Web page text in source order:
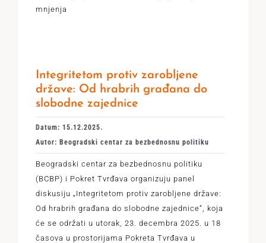
mnjenja
Integritetom protiv zarobljene
države: Od hrabrih građana do
slobodne zajednice
Datum: 15.12.2025.
Autor: Beogradski centar za bezbednosnu politiku
Beogradski centar za bezbednosnu politiku
(BCBP) i Pokret Tvrđava organizuju panel
diskusiju „Integritetom protiv zarobljene države:
Od hrabrih građana do slobodne zajednice“, koja
će se održati u utorak, 23. decembra 2025. u 18
časova u prostorijama Pokreta Tvrđava u